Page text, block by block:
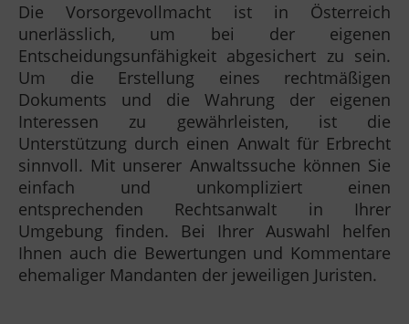
Die Vorsorgevollmacht ist in Österreich
unerlässlich, um bei der eigenen
Entscheidungsunfähigkeit abgesichert zu sein.
Um die Erstellung eines rechtmäßigen
Dokuments und die Wahrung der eigenen
Interessen zu gewährleisten, ist die
Unterstützung durch einen Anwalt für Erbrecht
sinnvoll. Mit unserer Anwaltssuche können Sie
einfach und unkompliziert einen
entsprechenden Rechtsanwalt in Ihrer
Umgebung finden. Bei Ihrer Auswahl helfen
Ihnen auch die Bewertungen und Kommentare
ehemaliger Mandanten der jeweiligen Juristen.